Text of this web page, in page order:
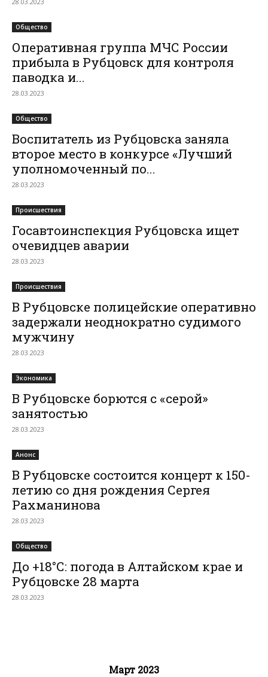
Общество
Оперативная группа МЧС России
прибыла в Рубцовск для контроля
паводка и...
28.03.2023
Общество
Воспитатель из Рубцовска заняла
второе место в конкурсе «Лучший
уполномоченный по...
28.03.2023
Происшествия
Госавтоинспекция Рубцовска ищет
очевидцев аварии
28.03.2023
Происшествия
В Рубцовске полицейские оперативно
задержали неоднократно судимого
мужчину
28.03.2023
Экономика
В Рубцовске борются с «серой»
занятостью
28.03.2023
Анонс
В Рубцовске состоится концерт к 150-
летию со дня рождения Сергея
Рахманинова
28.03.2023
Общество
До +18°С: погода в Алтайском крае и
Рубцовске 28 марта
28.03.2023
Март 2023